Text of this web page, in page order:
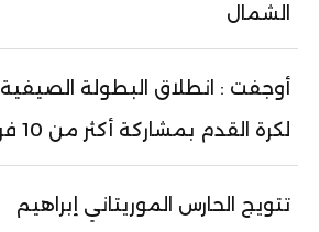
الشمال
أوجفت : انطلاق البطولة الصيفية
لكرة القدم بمشاركة أكثر من 10 فرق
تتويج الحارس الموريتاني إبراهيم